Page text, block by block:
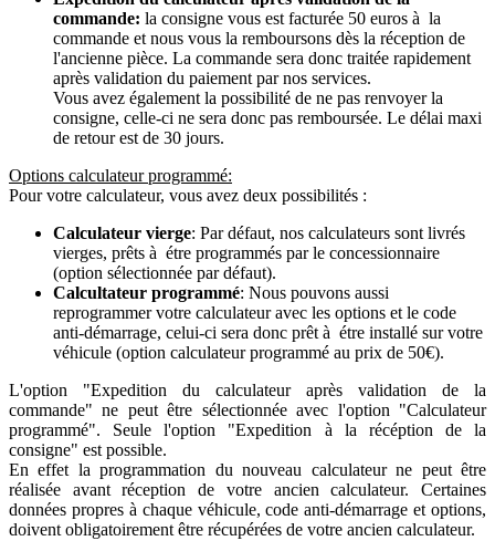
commande: la consigne vous est facturée 50 euros à la
commande et nous vous la remboursons dès la réception de
l'ancienne pièce. La commande sera donc traitée rapidement
après validation du paiement par nos services.
Vous avez également la possibilité de ne pas renvoyer la
consigne, celle-ci ne sera donc pas remboursée. Le délai maxi
de retour est de 30 jours.
Options calculateur programmé:
Pour votre calculateur, vous avez deux possibilités :
Calculateur vierge: Par défaut, nos calculateurs sont livrés
vierges, prêts à étre programmés par le concessionnaire
(option sélectionnée par défaut).
Calcultateur programmé: Nous pouvons aussi
reprogrammer votre calculateur avec les options et le code
anti-démarrage, celui-ci sera donc prêt à étre installé sur votre
véhicule (option calculateur programmé au prix de 50€).
L'option "Expedition du calculateur après validation de la
commande" ne peut être sélectionnée avec l'option "Calculateur
programmé". Seule l'option "Expedition à la récéption de la
consigne" est possible.
En effet la programmation du nouveau calculateur ne peut être
réalisée avant réception de votre ancien calculateur. Certaines
données propres à chaque véhicule, code anti-démarrage et options,
doivent obligatoirement être récupérées de votre ancien calculateur.